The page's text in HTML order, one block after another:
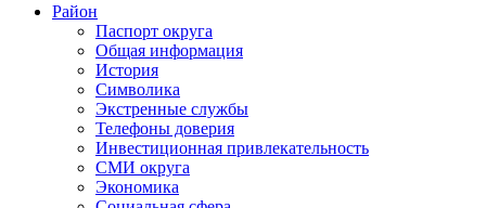
Район
Паспорт округа
Общая информация
История
Символика
Экстренные службы
Телефоны доверия
Инвестиционная привлекательность
СМИ округа
Экономика